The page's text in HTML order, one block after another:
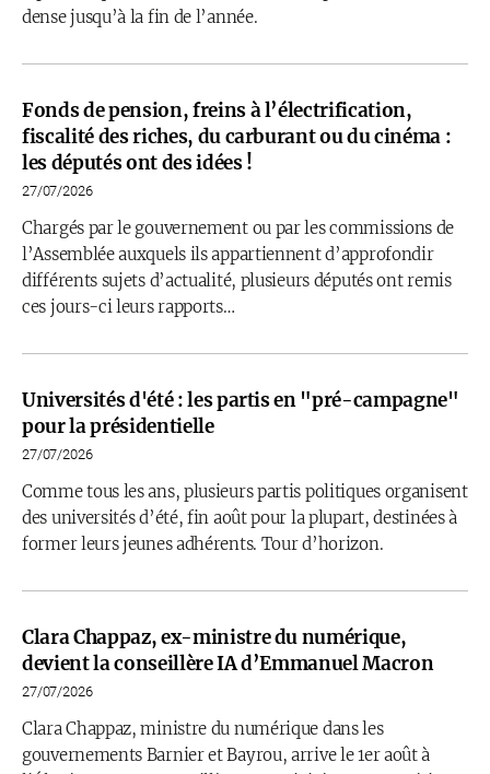
dense jusqu’à la fin de l’année.
Fonds de pension, freins à l’électrification,
fiscalité des riches, du carburant ou du cinéma :
les députés ont des idées !
27/07/2026
Chargés par le gouvernement ou par les commissions de
l’Assemblée auxquels ils appartiennent d’approfondir
différents sujets d’actualité, plusieurs députés ont remis
ces jours-ci leurs rapports…
Universités d'été : les partis en "pré-campagne"
pour la présidentielle
27/07/2026
Comme tous les ans, plusieurs partis politiques organisent
des universités d’été, fin août pour la plupart, destinées à
former leurs jeunes adhérents. Tour d’horizon.
Clara Chappaz, ex-ministre du numérique,
devient la conseillère IA d’Emmanuel Macron
27/07/2026
Clara Chappaz, ministre du numérique dans les
gouvernements Barnier et Bayrou, arrive le 1er août à